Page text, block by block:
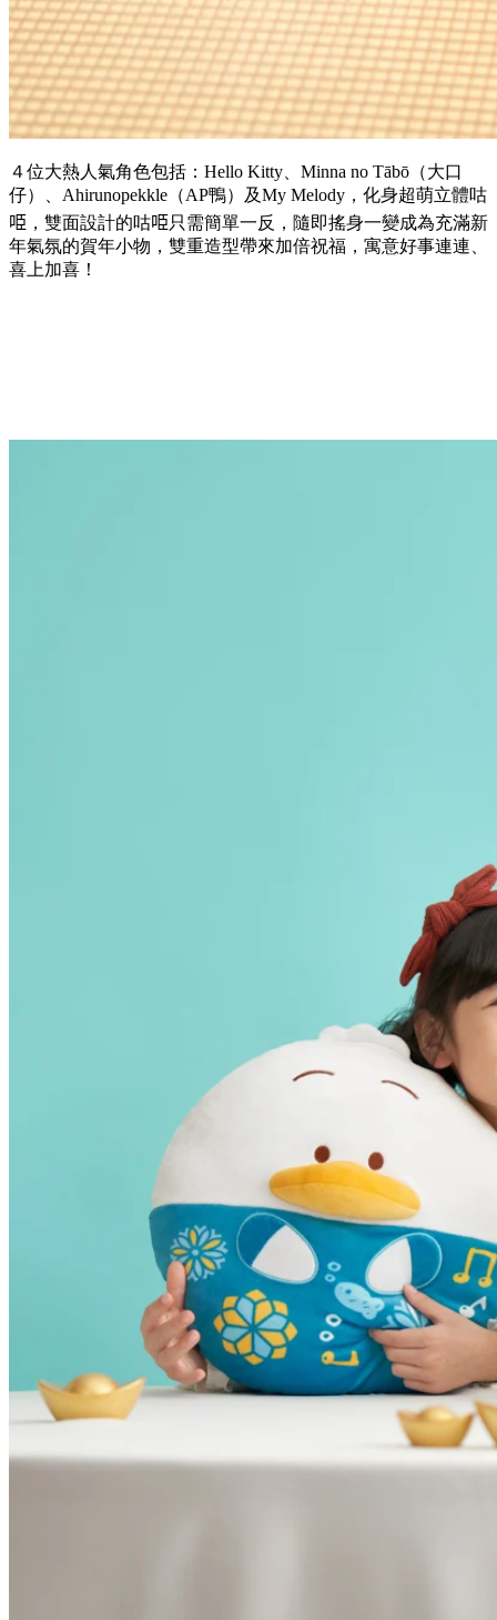
４位大熱人氣角色包括：Hello Kitty、Minna no Tābō（大口
仔）、Ahirunopekkle（AP鴨）及My Melody，化身超萌立體咕
𠱸，雙面設計的咕𠱸只需簡單一反，隨即搖身一變成為充滿新
年氣氛的賀年小物，雙重造型帶來加倍祝福，寓意好事連連、
喜上加喜！